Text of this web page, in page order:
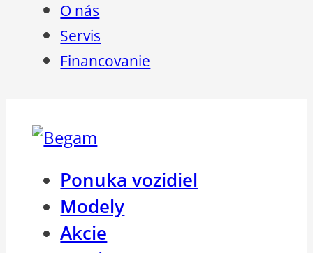
O nás
Servis
Financovanie
Ponuka vozidiel
Modely
Akcie